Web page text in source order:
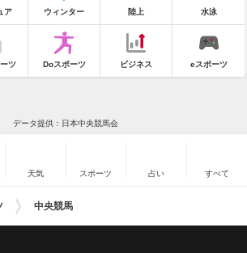
ア ウィンター 陸上 水泳
ツ Doスポーツ ビジネス eスポーツ
データ提供：日本中央競馬会
天気 スポーツ 占い すべて
中央競馬